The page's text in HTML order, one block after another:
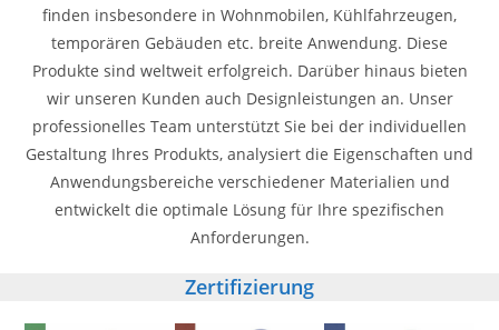
finden insbesondere in Wohnmobilen, Kühlfahrzeugen,
temporären Gebäuden etc. breite Anwendung. Diese
Produkte sind weltweit erfolgreich. Darüber hinaus bieten
wir unseren Kunden auch Designleistungen an. Unser
professionelles Team unterstützt Sie bei der individuellen
Gestaltung Ihres Produkts, analysiert die Eigenschaften und
Anwendungsbereiche verschiedener Materialien und
entwickelt die optimale Lösung für Ihre spezifischen
Anforderungen.
Zertifizierung